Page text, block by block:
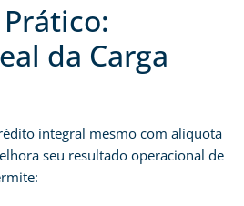
da Carga
integral mesmo com alíquota
seu resultado operacional de